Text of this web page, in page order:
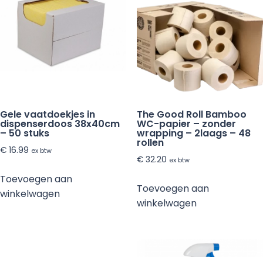
Gele vaatdoekjes in
dispenserdoos 38x40cm
– 50 stuks
€ 16.99 ex btw
Toevoegen aan
winkelwagen
The Good Roll Bamboo
WC-papier – zonder
wrapping – 2laags – 48
rollen
€32.20 ex btw
Toevoegen aan
winkelwagen